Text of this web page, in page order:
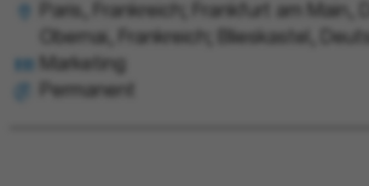
Paris, Frankreich; Frankfurt am Main,
Obernai, Frankreich; Blieskastel,
Marketing
Permanent